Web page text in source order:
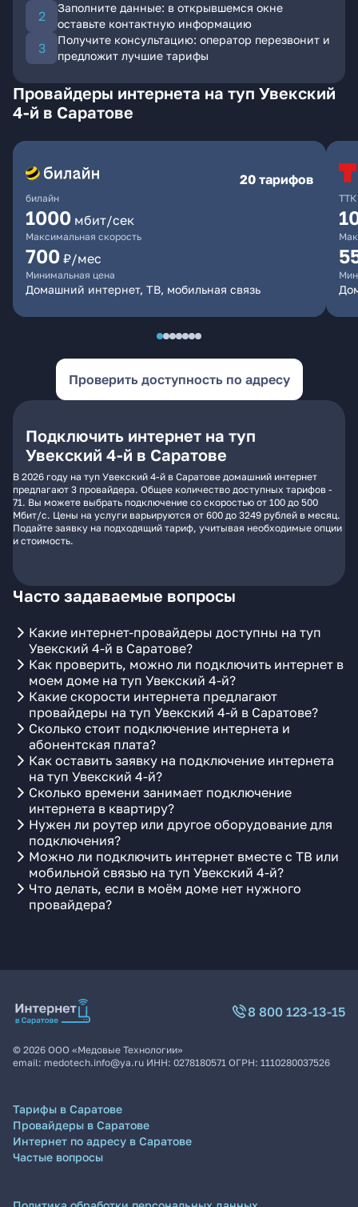
Заполните данные: в открывшемся окне
оставьте контактную информацию
Получите консультацию: оператор перезвонит и
предложит лучшие тарифы
Провайдеры интернета на туп Увекский
4-й в Саратове
билайн
20 тарифов
1000 мбит/сек
Максимальная скорость
700 ₽/мес
Минимальная цена
Домашний интернет, ТВ, мобильная связь
ТТК
Проверить доступность по адресу
Подключить интернет на туп
Увекский 4-й в Саратове
В 2026 году на туп Увекский 4-й в Саратове домашний интернет
предлагают 3 провайдера. Общее количество доступных тарифов -
71. Вы можете выбрать подключение со скоростью от 100 до 500
Мбит/с. Цены на услуги варьируются от 600 до 3249 рублей в месяц.
Подайте заявку на подходящий тариф, учитывая необходимые опции
и стоимость.
Часто задаваемые вопросы
Какие интернет-провайдеры доступны на туп
Увекский 4-й в Саратове?
Как проверить, можно ли подключить интернет в
моем доме на туп Увекский 4-й?
Какие скорости интернета предлагают
провайдеры на туп Увекский 4-й в Саратове?
Сколько стоит подключение интернета и
абонентская плата?
Как оставить заявку на подключение интернета
на туп Увекский 4-й?
Сколько времени занимает подключение
интернета в квартиру?
Нужен ли роутер или другое оборудование для
подключения?
Можно ли подключить интернет вместе с ТВ или
мобильной связью на туп Увекский 4-й?
Что делать, если в моём доме нет нужного
провайдера?
8 800 123-13-15
© 2026 ООО «Медовые Технологии»
email: medotech.info@ya.ru ИНН: 0278180571 ОГРН: 1110280037526
Тарифы в Саратове
Провайдеры в Саратове
Интернет по адресу в Саратове
Частые вопросы